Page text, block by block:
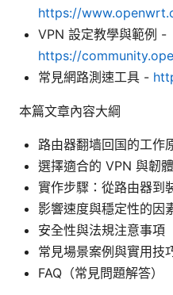
https://
VPN 設定教學與範例 -
https://
常見網路測速工具 -
本篇文章內容大綱
路由器翻墙回国的工作
選擇適合的 VPN 與韌體
實作步驟：從路由器到
影響速度與穩定性的因
安全性與法規注意事項
常見場景案例與實用技
FAQ（常見問題解答）